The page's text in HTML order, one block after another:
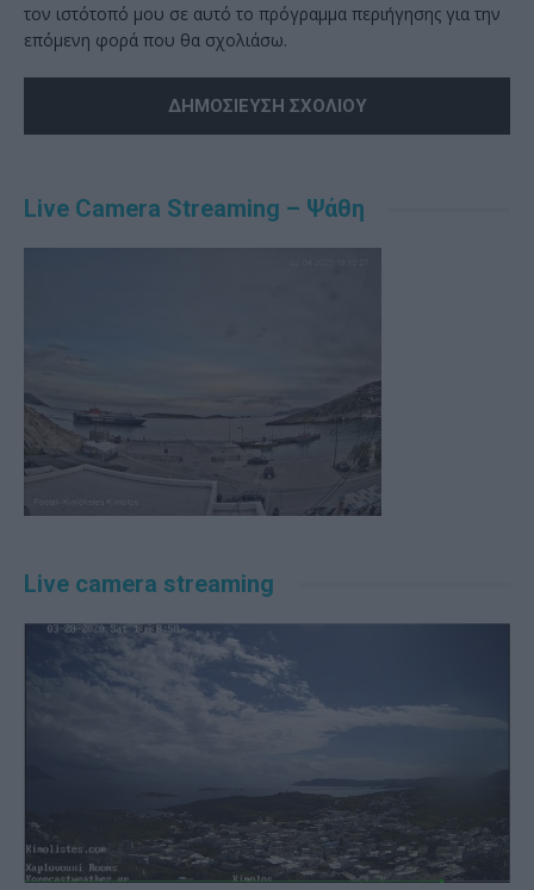
τον ιστότοπό μου σε αυτό το πρόγραμμα περιήγησης για την
επόμενη φορά που θα σχολιάσω.
Live Camera Streaming – Ψάθη
Live camera streaming